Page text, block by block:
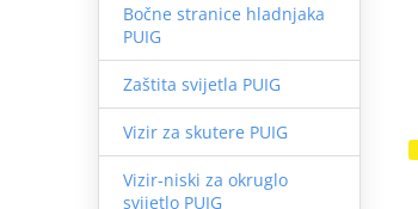
Bočne stranice hladnjaka
PUIG
Zaštita svijetla PUIG
Vizir za skutere PUIG
Vizir-niski za okruglo
svijetlo PUIG